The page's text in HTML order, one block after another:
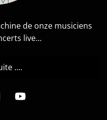
de onze musiciens
live...
....